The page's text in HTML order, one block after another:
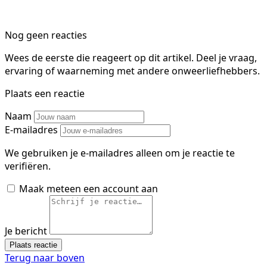
Nog geen reacties
Wees de eerste die reageert op dit artikel. Deel je vraag,
ervaring of waarneming met andere onweerliefhebbers.
Plaats een reactie
Naam
E-mailadres
We gebruiken je e-mailadres alleen om je reactie te
verifiëren.
Maak meteen een account aan
Je bericht
Plaats reactie
Terug naar boven